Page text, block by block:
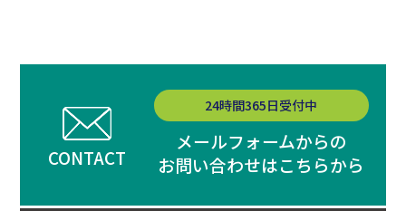
CONTACT
24時間365日受付中
メールフォームからの
お問い合わせはこちらから